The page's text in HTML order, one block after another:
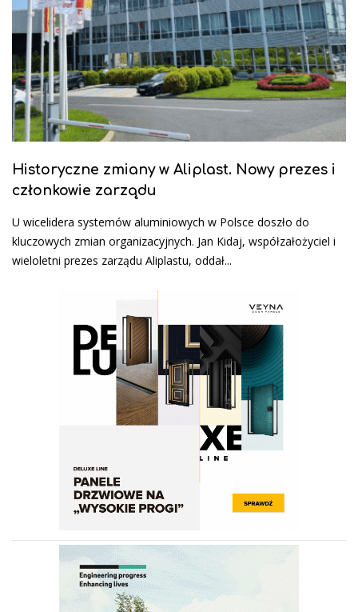
Historyczne zmiany w Aliplast. Nowy prezes i
członkowie zarządu
U wicelidera systemów aluminiowych w Polsce doszło do
kluczowych zmian organizacyjnych. Jan Kidaj, współzałożyciel i
wieloletni prezes zarządu Aliplastu, oddał...